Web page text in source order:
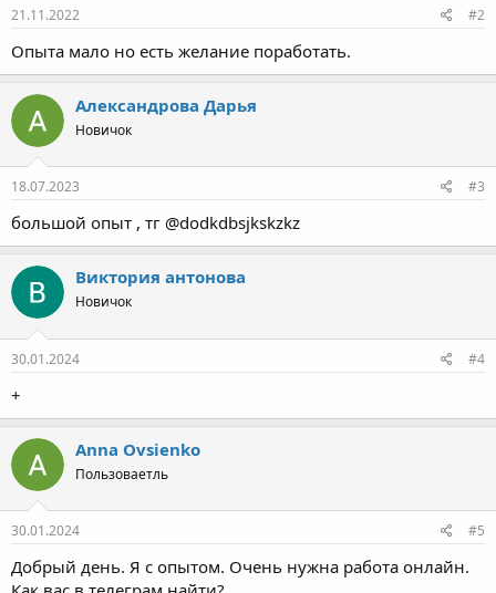
Опыта мало но есть желание поработать.
Александрова Дарья
Новичок
18.07.2023
большой опыт , тг @dodkdbsjkskzkz
Виктория антонова
Новичок
30.01.2024
+
Anna Ovsienko
Пользоваетль
30.01.2024
Добрый день. Я с опытом. Очень нужна работа онлайн.
Как вас в телеграм найти?